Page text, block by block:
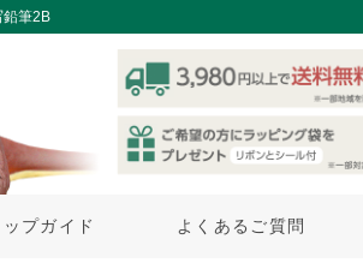
鉛筆2B
プガイド よくあるご質問